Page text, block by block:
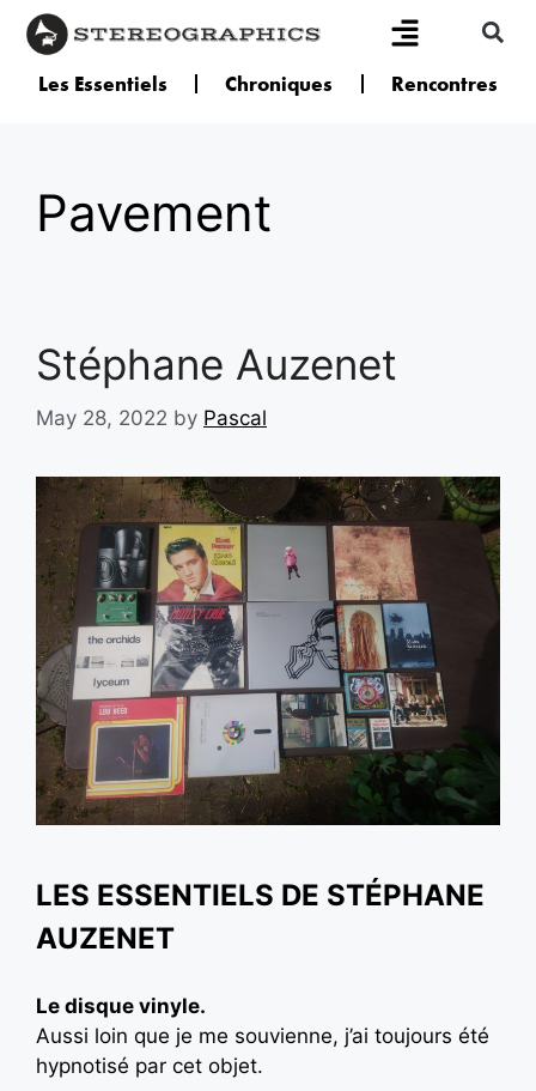
Les Essentiels Chroniques Rencontres
Pavement
Stéphane Auzenet
May 28, 2022 by Pascal
LES ESSENTIELS DE STÉPHANE
AUZENET
Le disque vinyle.
Aussi loin que je me souvienne, j’ai toujours été
hypnotisé par cet objet.